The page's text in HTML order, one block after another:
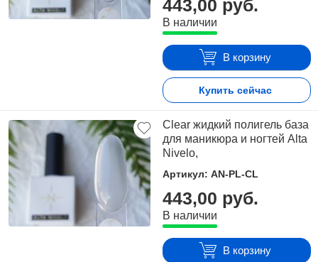
443,00 руб.
В наличии
В корзину
Купить сейчас
Clear жидкий полигель база
для маникюра и ногтей Alta
Nivelo,
Артикул: AN-PL-CL
443,00 руб.
В наличии
В корзину